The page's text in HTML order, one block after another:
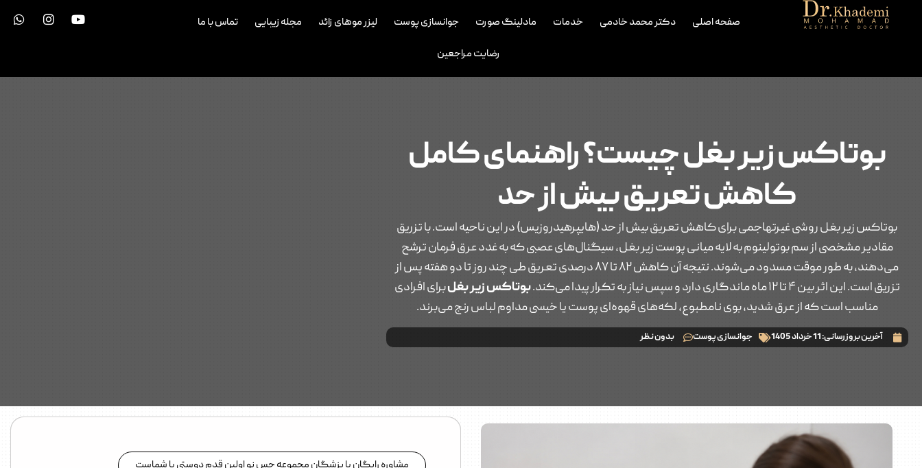
صفحه اصلی دکتر محمد خادمی خدمات مادلینگ صورت جوانسازی پوست لیزر موهای زائد مجله زیبایی تماس با ما
رضایت مراجعین
بوتاکس زیر بغل چیست؟ راهنمای کامل
کاهش تعریق بیش از حد
بوتاکس زیر بغل روشی غیرتهاجمی برای کاهش تعریق بیش از حد (هایپرهیدروزیس) در این ناحیه است. با تزریق
مقادیر مشخصی از سم بوتولینوم به لایه میانی پوست زیر بغل، سیگنال‌های عصبی که به غدد عرق فرمان ترشح
می‌دهند، به طور موقت مسدود می‌شوند. نتیجه آن کاهش ۸۲ تا ۸۷ درصدی تعریق طی چند روز تا دو هفته پس از
تزریق است. این اثر بین ۴ تا ۱۲ ماه ماندگاری دارد و سپس نیاز به تکرار پیدا می‌کند.
بوتاکس زیر بغلبرای افرادی
مناسب است که از عرق شدید، بوی نامطبوع، لکه‌های قهوه‌ای پوست یا خیسی مداوم لباس رنج می‌برند.
آخرین بروزرسانی:11 خرداد 1405 جوانسازی پوست بدون نظر